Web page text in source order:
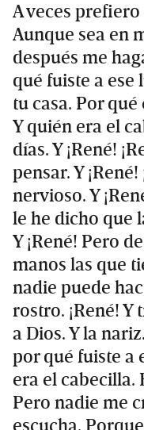
A veces
Aunque sea en
después me
qué fuiste a ese
tu casa. Por
Y quién era el
días. Y ¡René!
pensar. Y
nervioso. Y
le he dicho que
Y ¡René! Pero
manos las que
nadie puede
rostro. ¡René!
a Dios. Y la
por qué fuiste a
era el cabecilla.
Pero nadie me